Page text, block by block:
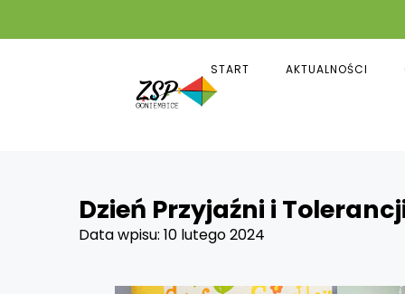
START AKTUALNOŚCI
Dzień Przyjaźni i
Data wpisu:10 lutego 2024